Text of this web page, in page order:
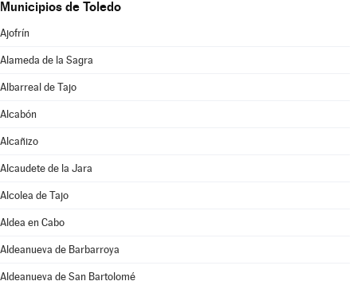
Municipios de Toledo
Ajofrín
Alameda de la Sagra
Albarreal de Tajo
Alcabón
Alcañizo
Alcaudete de la Jara
Alcolea de Tajo
Aldea en Cabo
Aldeanueva de Barbarroya
Aldeanueva de San Bartolomé